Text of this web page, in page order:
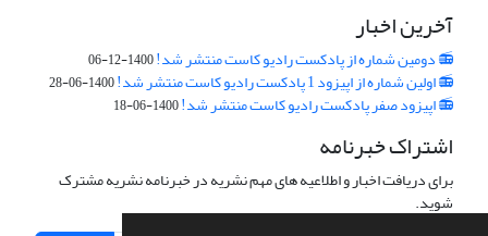
آخرین اخبار
📻 دومین شماره از پادکست رادیو کاست منتشر شد!1400-12-06
📻 اولین شماره از اپیزود 1 پادکست رادیو کاست منتشر شد! 1400-06-28
📻 اپیزود صفر پادکست رادیو کاست منتشر شد!1400-06-18
اشتراک خبرنامه
برای دریافت اخبار و اطلاعیه های مهم نشریه در خبرنامه نشریه مشترک
شوید.